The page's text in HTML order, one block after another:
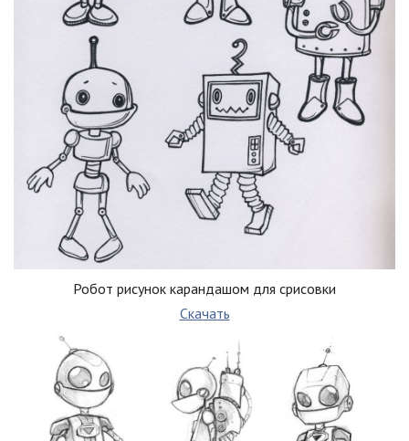
Робот рисунок карандашом для срисовки
Скачать